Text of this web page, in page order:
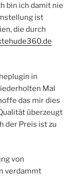
bin ich damit nie
ist
die durch
in
Mal
das mir dies
überzeugt
der Preis ist zu
von
verdammt